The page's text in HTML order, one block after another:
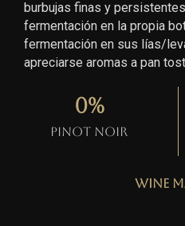
burbujas finas y
fermentación en la propia
fermentación en sus lías/
apreciarse aromas a pan
Pinot Noir
0%
Wine